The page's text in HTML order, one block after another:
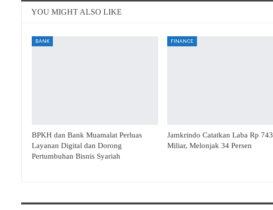
YOU MIGHT ALSO LIKE
BANK
BPKH dan Bank Muamalat Perluas
Layanan Digital dan Dorong
Pertumbuhan Bisnis Syariah
FINANCE
Jamkrindo Catatkan Laba Rp 743
Miliar, Melonjak 34 Persen